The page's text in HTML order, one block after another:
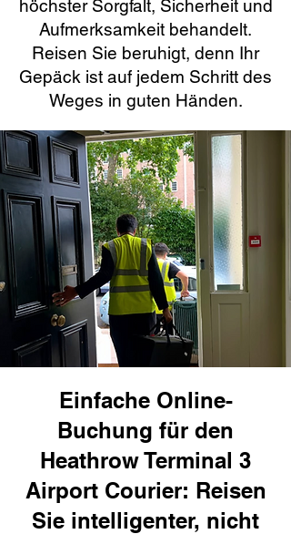
höchster Sorgfalt, Sicherheit und
Aufmerksamkeit behandelt.
Reisen Sie beruhigt, denn Ihr
Gepäck ist auf jedem Schritt des
Weges in guten Händen.
Einfache Online-
Buchung für den
Heathrow Terminal 3
Airport Courier: Reisen
Sie intelligenter, nicht